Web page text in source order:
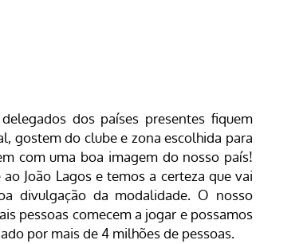
dos países presentes fiquem
gostem do clube e zona escolhida para
com uma boa imagem do nosso país!
João Lagos e temos a certeza que vai
divulgação da modalidade. O nosso
pessoas comecem a jogar e possamos
por mais de 4 milhões de pessoas.